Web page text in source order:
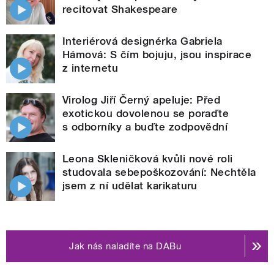
recitovat Shakespeare
Interiérová designérka Gabriela
Hámová: S čím bojuju, jsou inspirace
z internetu
Virolog Jiří Černý apeluje: Před
exotickou dovolenou se poraďte
s odborníky a buďte zodpovědní
Leona Skleničková kvůli nové roli
studovala sebepoškozování: Nechtěla
jsem z ní udělat karikaturu
Jak nás naladíte na DABu